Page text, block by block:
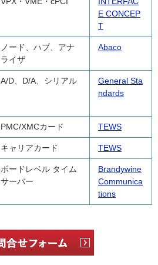
E CONCEP
T
ノード、ハブ、アナ
ライザ
Abaco
A/D、D/A、シリアル
General Sta
ndards
PMC/XMCカード TEWS
キャリアカード TEWS
ボードレベル タイム
サーバー
Brandywine
Communica
tions